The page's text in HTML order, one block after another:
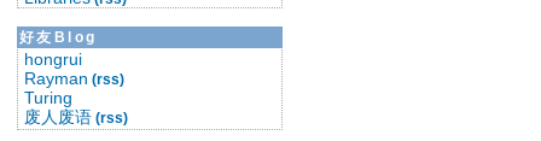
好友Blog
hongrui
Rayman (rss)
Turing
废人废语 (rss)